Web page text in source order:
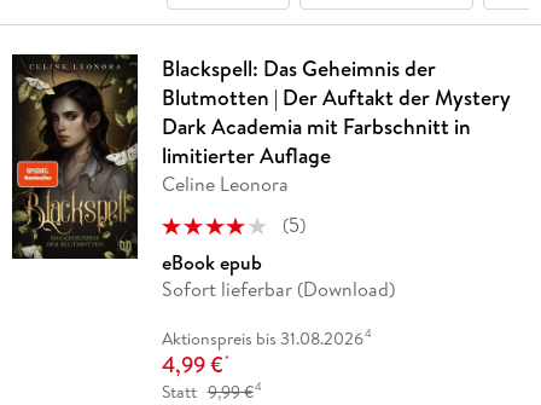
Blackspell: Das Geheimnis der
Blutmotten | Der Auftakt der Mystery
Dark Academia mit Farbschnitt in
limitierter Auflage
Celine Leonora
(5)
eBook epub
Sofort lieferbar (Download)
Aktionspreis bis 31.08.20264
4,99 €*
Statt 9,99 €4